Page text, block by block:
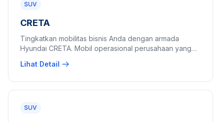
SUV
CRETA
Tingkatkan mobilitas bisnis Anda dengan armada
Hyundai CRETA. Mobil operasional perusahaan yang
Lihat Detail
SUV